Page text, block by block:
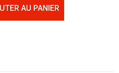
AU PANIER